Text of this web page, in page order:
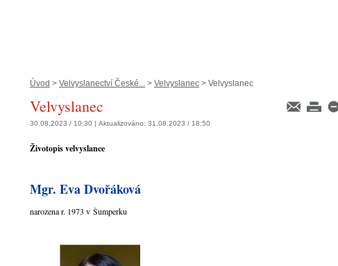
Úvod > Velvyslanectví České... > Velvyslanec > Velvyslanec
Velvyslanec
30.08.2023 / 10:30 | Aktualizováno: 31.08.2023 / 18:50
Životopis velvyslance
Mgr. Eva Dvořáková
narozena r. 1973 v Šumperku